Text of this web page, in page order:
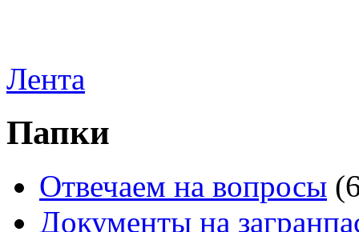
Лента
Папки
Отвечаем на вопросы
Документы на